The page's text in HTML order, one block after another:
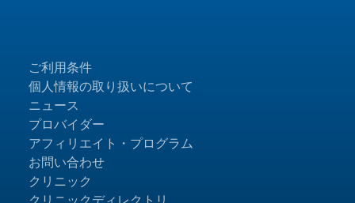
ご利用条件
個人情報の取り扱いについて
ニュース
プロバイダー
アフィリエイト・プログラム
お問い合わせ
クリニック